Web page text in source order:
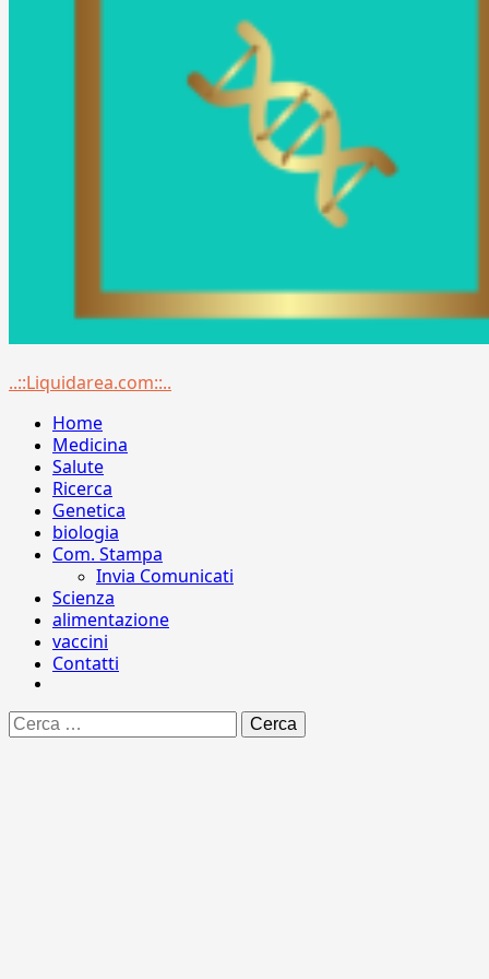
Menu
..::Liquidarea.com::..
Home
Medicina
Salute
Ricerca
Genetica
biologia
Com. Stampa
Invia Comunicati
Scienza
alimentazione
vaccini
Contatti
Ricerca
per: